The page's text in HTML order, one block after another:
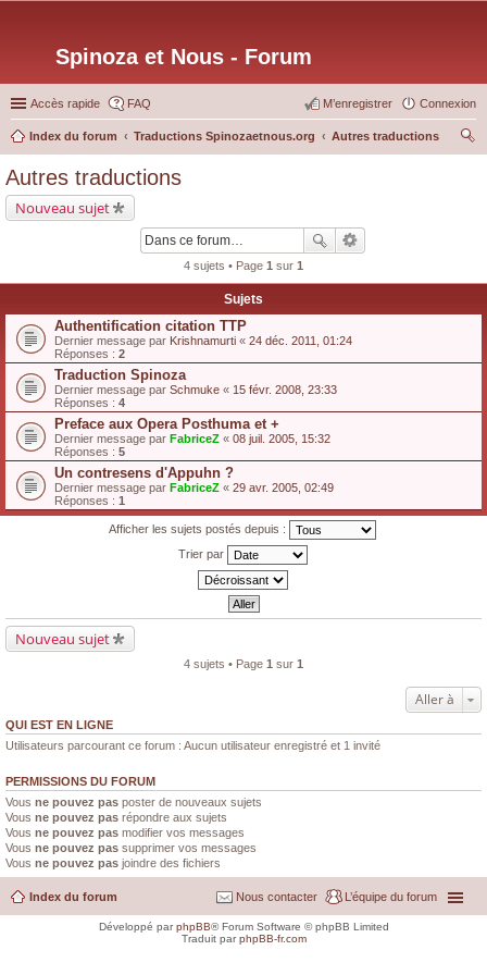
Spinoza et Nous - Forum
Accès rapide FAQ Connexion
M’enregistrer
Index du forum Traductions Spinozaetnous.org
Autres traductions
Autres traductions
Nouveau sujet
4 sujets • Page 1 sur 1
Sujets
Authentification citation TTP
Dernier message par Krishnamurti « 24 déc. 2011, 01:24
Réponses : 2
Traduction Spinoza
Dernier message par Schmuke « 15 févr. 2008, 23:33
Réponses : 4
Preface aux Opera Posthuma et +
Dernier message par FabriceZ « 08 juil. 2005, 15:32
Réponses : 5
Un contresens d'Appuhn ?
Dernier message par FabriceZ « 29 avr. 2005, 02:49
Réponses : 1
Afficher les sujets postés depuis :
Trier par
Nouveau sujet
4 sujets • Page 1 sur 1
Aller à
QUI EST EN LIGNE
Utilisateurs parcourant ce forum : Aucun utilisateur enregistré et 1 invité
PERMISSIONS DU FORUM
Vous ne pouvez pas poster de nouveaux sujets
Vous ne pouvez pas répondre aux sujets
Vous ne pouvez pas modifier vos messages
Vous ne pouvez pas supprimer vos messages
Vous ne pouvez pas joindre des fichiers
Index du forum L’équipe du forum
Nous contacter
Développé parphpBB® Forum Software © phpBB Limited
Traduit parphpBB-fr.com